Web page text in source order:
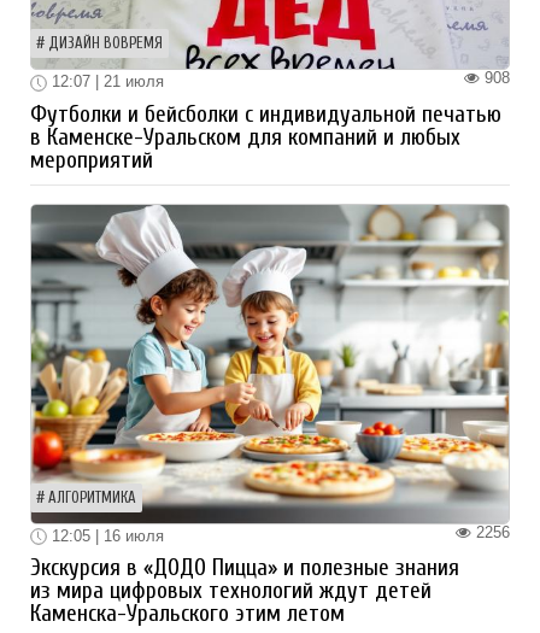
ДИЗАЙН ВОВРЕМЯ
908
12:07 | 21 июля
Футболки и бейсболки с индивидуальной печатью
в Каменске-Уральском для компаний и любых
мероприятий
АЛГОРИТМИКА
2256
12:05 | 16 июля
Экскурсия в «ДОДО Пицца» и полезные знания
из мира цифровых технологий ждут детей
Каменска-Уральского этим летом